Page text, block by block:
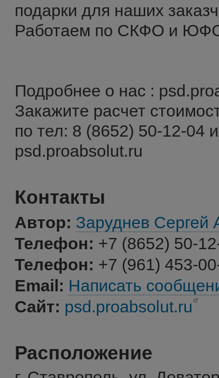
подарки для наших
Работаем по СКФО и
Подробнее о нас :
Закажите расчет
по тел: 8 (8652) 50-12-04
psd.proabsolut.ru
Контакты
Автор: Заруднев Сергей
Телефон: +7 (8652) 50-
Телефон: +7 (961) 453-
Email: Написать
Сайт: psd.proabsolut.ru
Расположение